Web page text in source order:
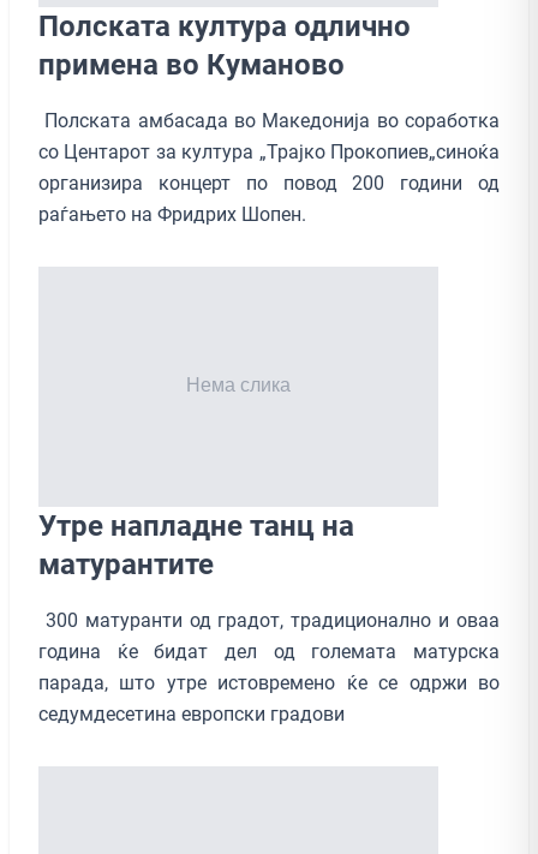
Полската култура одлично
примена во Куманово
Полската амбасада во Македонија во соработка
со Центарот за култура „Трајко Прокопиев„синоќа
организира концерт по повод 200 години од
раѓањето на Фридрих Шопен.
Утре напладнe танц на
матурантите
300 матуранти од градот, традиционално и оваа
година ќе бидат дел од големата матурска
парада, што утре истовремено ќе се одржи во
седумдесетина европски градови